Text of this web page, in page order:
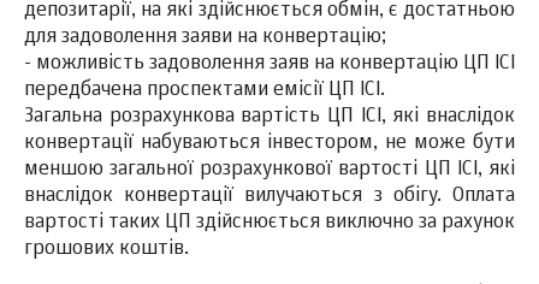
депозитарії, на які здійснюється обмін, є достатньою
для задоволення заяви на конвертацію;
- можливість задоволення заяв на конвертацію ЦП ІСІ
передбачена проспектами емісії ЦП ІСІ.
Загальна розрахункова вартість ЦП ІСІ, які внаслідок
конвертації набуваються інвестором, не може бути
меншою загальної розрахункової вартості ЦП ІСІ, які
внаслідок конвертації вилучаються з обігу. Оплата
вартості таких ЦП здійснюється виключно за рахунок
грошових коштів.